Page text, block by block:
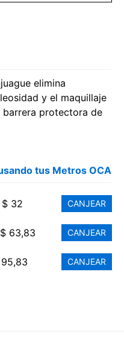
elimina
y el maquillaje
barrera protectora de
tus Metros OCA
32 CANJEAR
63,83 CANJEAR
CANJEAR